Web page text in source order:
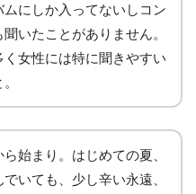
にしか入ってないしコン
いたことがありません。
女性には特に聞きやすい
始まり。はじめての夏、
いても、少し辛い永遠、